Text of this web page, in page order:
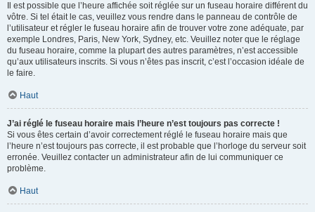
Il est possible que l’heure affichée soit réglée sur un fuseau horaire différent du
vôtre. Si tel était le cas, veuillez vous rendre dans le panneau de contrôle de
l’utilisateur et régler le fuseau horaire afin de trouver votre zone adéquate, par
exemple Londres, Paris, New York, Sydney, etc. Veuillez noter que le réglage
du fuseau horaire, comme la plupart des autres paramètres, n’est accessible
qu’aux utilisateurs inscrits. Si vous n’êtes pas inscrit, c’est l’occasion idéale de
le faire.
Haut
J’ai réglé le fuseau horaire mais l’heure n’est toujours pas correcte !
Si vous êtes certain d’avoir correctement réglé le fuseau horaire mais que
l’heure n’est toujours pas correcte, il est probable que l’horloge du serveur soit
erronée. Veuillez contacter un administrateur afin de lui communiquer ce
problème.
Haut